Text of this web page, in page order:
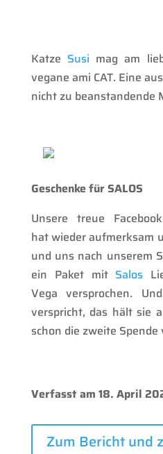
Katze Susi mag am
vegane ami CAT. Eine
nicht zu beanstandende
Geschenke für SALOS
Unsere treue
hat wieder aufmerksam
und uns nach unserem
ein Paket mit Salos
Vega versprochen.
verspricht, das hält sie
schon die zweite
Verfasst am 18. April
Zum Bericht und